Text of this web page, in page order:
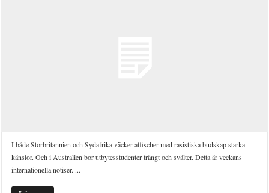
I både Storbritannien och Sydafrika väcker affischer med rasistiska budskap starka
känslor. Och i Australien bor utbytesstudenter trångt och svälter. Detta är veckans
internationella notiser. ...